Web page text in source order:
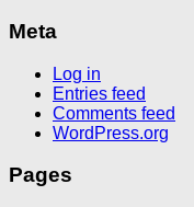
Meta
Log in
Entries feed
Comments feed
WordPress.org
Pages